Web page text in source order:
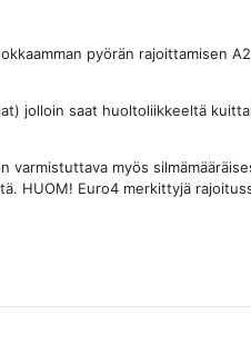
pyörän rajoittamisen
jolloin saat huoltoliikkeeltä
myös
HUOM! Euro4 merkittyjä